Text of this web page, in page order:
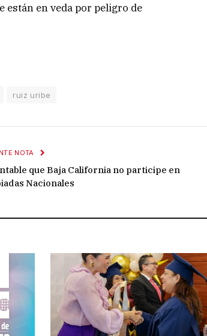
están en veda por peligro de
ruiz uribe
NOTA
que Baja California no participe en
Nacionales